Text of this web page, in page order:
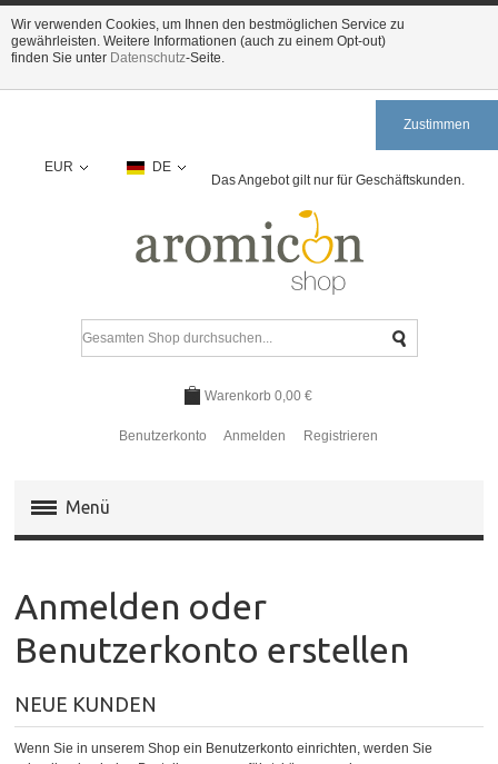
Wir verwenden Cookies, um Ihnen den bestmöglichen Service zu
gewährleisten. Weitere Informationen (auch zu einem Opt-out)
finden Sie unter Datenschutz-Seite.
Zustimmen
EUR
DE
Das Angebot gilt nur für Geschäftskunden.
Warenkorb0,00 €
Benutzerkonto Anmelden Registrieren
Menü
Magento 2 Extensions
Service
Anmelden oder
Benutzerkonto erstellen
NEUE KUNDEN
Wenn Sie in unserem Shop ein Benutzerkonto einrichten, werden Sie